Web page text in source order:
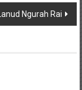
Ngurah Rai